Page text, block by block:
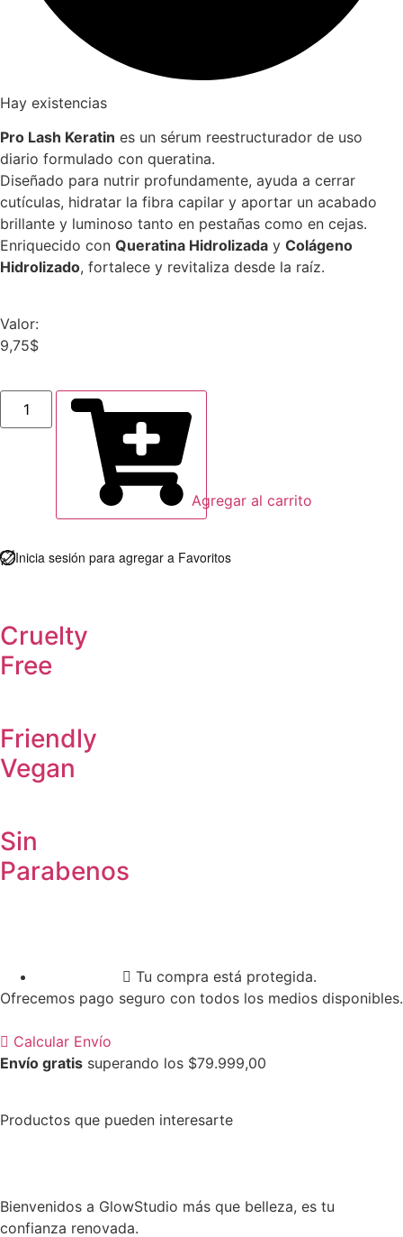
Hay existencias
Pro Lash Keratin es un sérum reestructurador de uso
diario formulado con queratina.
Diseñado para nutrir profundamente, ayuda a cerrar
cutículas, hidratar la fibra capilar y aportar un acabado
brillante y luminoso tanto en pestañas como en cejas.
Enriquecido con Queratina Hidrolizada y Colágeno
Hidrolizado, fortalece y revitaliza desde la raíz.
Valor:
9,75$
Agregar al carrito
Inicia sesión para agregar a Favoritos
Cruelty
Free
Friendly
Vegan
Sin
Parabenos
Tu compra está protegida.
Ofrecemos pago seguro con todos los medios disponibles.
Calcular Envío
Envío gratis superando los $79.999,00
Productos que pueden interesarte
Bienvenidos a GlowStudio más que belleza, es tu
confianza renovada.